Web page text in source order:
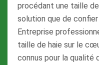
procédant une taille
solution que de
Entreprise
taille de haie sur le
connus pour la qualité